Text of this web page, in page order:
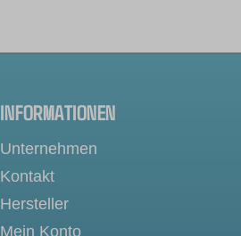
INFORMATIONEN
Unternehmen
Kontakt
Hersteller
Mein Konto